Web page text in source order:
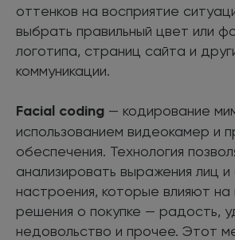
оттенков на восприятие
выбрать правильный цвет или
логотипа, страниц сайта и
коммуникации.
Facial coding — кодирование
использованием видеокамер и
обеспечения. Технология
анализировать выражения лиц
настроения, которые влияют на
решения о покупке — радость,
недовольство и прочее. Этот